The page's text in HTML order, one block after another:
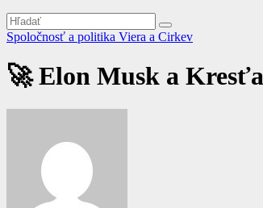
Spoločnosť a politika Viera a Cirkev
🚀 Elon Musk a